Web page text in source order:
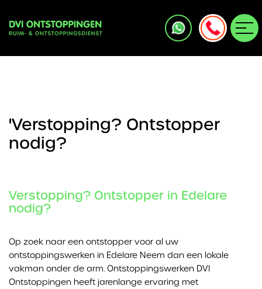
'Verstopping? Ontstopper
nodig?
Verstopping? Ontstopper in Edelare
nodig?
Op zoek naar een ontstopper voor al uw
ontstoppingswerken in Edelare Neem dan een lokale
vakman onder de arm. Ontstoppingswerken DVI
Ontstoppingen heeft jarenlange ervaring met